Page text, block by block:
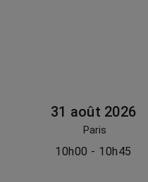
31 août 2026
Paris
10h00 - 10h45